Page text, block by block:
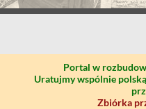
Portal w
Uratujmy wspólnie
Zbiórka